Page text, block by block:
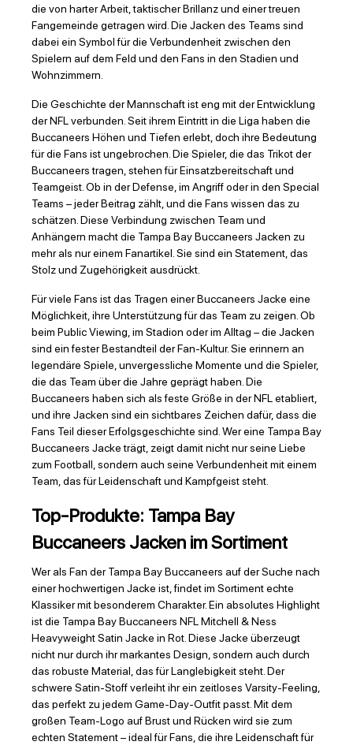
die von harter Arbeit, taktischer Brillanz und einer treuen
Fangemeinde getragen wird. Die Jacken des Teams sind
dabei ein Symbol für die Verbundenheit zwischen den
Spielern auf dem Feld und den Fans in den Stadien und
Wohnzimmern.
Die Geschichte der Mannschaft ist eng mit der Entwicklung
der NFL verbunden. Seit ihrem Eintritt in die Liga haben die
Buccaneers Höhen und Tiefen erlebt, doch ihre Bedeutung
für die Fans ist ungebrochen. Die Spieler, die das Trikot der
Buccaneers tragen, stehen für Einsatzbereitschaft und
Teamgeist. Ob in der Defense, im Angriff oder in den Special
Teams – jeder Beitrag zählt, und die Fans wissen das zu
schätzen. Diese Verbindung zwischen Team und
Anhängern macht die Tampa Bay Buccaneers Jacken zu
mehr als nur einem Fanartikel. Sie sind ein Statement, das
Stolz und Zugehörigkeit ausdrückt.
Für viele Fans ist das Tragen einer Buccaneers Jacke eine
Möglichkeit, ihre Unterstützung für das Team zu zeigen. Ob
beim Public Viewing, im Stadion oder im Alltag – die Jacken
sind ein fester Bestandteil der Fan-Kultur. Sie erinnern an
legendäre Spiele, unvergessliche Momente und die Spieler,
die das Team über die Jahre geprägt haben. Die
Buccaneers haben sich als feste Größe in der NFL etabliert,
und ihre Jacken sind ein sichtbares Zeichen dafür, dass die
Fans Teil dieser Erfolgsgeschichte sind. Wer eine Tampa Bay
Buccaneers Jacke trägt, zeigt damit nicht nur seine Liebe
zum Football, sondern auch seine Verbundenheit mit einem
Team, das für Leidenschaft und Kampfgeist steht.
Top-Produkte: Tampa Bay
Buccaneers Jacken im Sortiment
Wer als Fan der Tampa Bay Buccaneers auf der Suche nach
einer hochwertigen Jacke ist, findet im Sortiment echte
Klassiker mit besonderem Charakter. Ein absolutes Highlight
ist die Tampa Bay Buccaneers NFL Mitchell & Ness
Heavyweight Satin Jacke in Rot. Diese Jacke überzeugt
nicht nur durch ihr markantes Design, sondern auch durch
das robuste Material, das für Langlebigkeit steht. Der
schwere Satin-Stoff verleiht ihr ein zeitloses Varsity-Feeling,
das perfekt zu jedem Game-Day-Outfit passt. Mit dem
großen Team-Logo auf Brust und Rücken wird sie zum
echten Statement – ideal für Fans, die ihre Leidenschaft für